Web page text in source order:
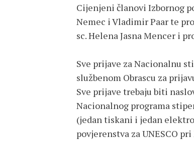
Cijenjeni članovi Izbornog
Nemec i Vladimir Paar te
sc. Helena Jasna Mencer i
Sve prijave za Nacionalnu
službenom Obrascu za
Sve prijave trebaju biti
Nacionalnog programa
(jedan tiskani i jedan
povjerenstva za UNESCO